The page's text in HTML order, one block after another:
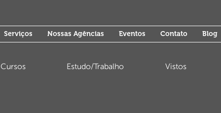
Serviços Nossas Agências Eventos Contato Blog
Cursos Estudo/Trabalho Vistos